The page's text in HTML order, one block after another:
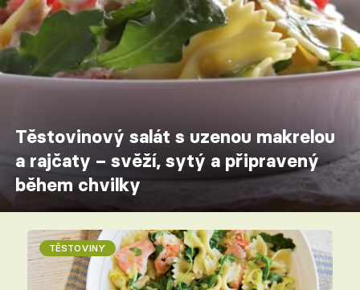
Těstovinový salát s uzenou makrelou
a rajčaty – svěží, sytý a připravený
během chvilky
TĚSTOVINY